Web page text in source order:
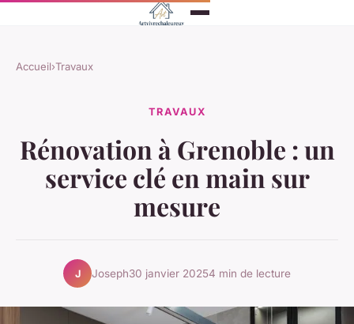
Accueil›Travaux
TRAVAUX
Rénovation à Grenoble : un
service clé en main sur
mesure
J Joseph30 janvier 20254 min de lecture